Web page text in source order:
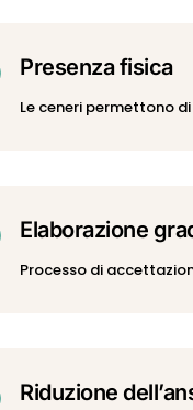
Presenza fisica
Le ceneri permettono
Elaborazione
Processo di
Riduzione